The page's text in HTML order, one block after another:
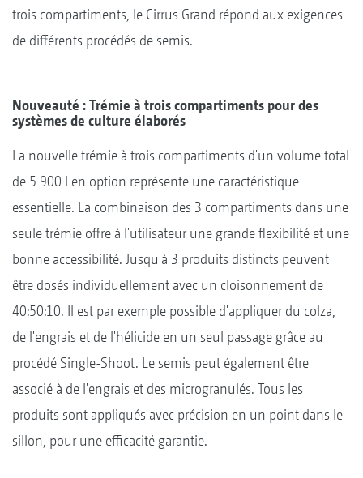
trois compartiments, le Cirrus Grand répond aux exigences
de différents procédés de semis.
Nouveauté : Trémie à trois compartiments pour des
systèmes de culture élaborés
La nouvelle trémie à trois compartiments d'un volume total
de 5 900 l en option représente une caractéristique
essentielle. La combinaison des 3 compartiments dans une
seule trémie offre à l'utilisateur une grande flexibilité et une
bonne accessibilité. Jusqu'à 3 produits distincts peuvent
être dosés individuellement avec un cloisonnement de
40:50:10. Il est par exemple possible d'appliquer du colza,
de l'engrais et de l'hélicide en un seul passage grâce au
procédé Single-Shoot. Le semis peut également être
associé à de l'engrais et des microgranulés. Tous les
produits sont appliqués avec précision en un point dans le
sillon, pour une efficacité garantie.